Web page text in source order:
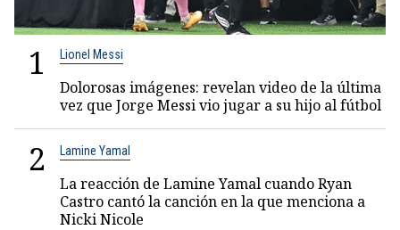
1 Lionel Messi
Dolorosas imágenes: revelan video de la última
vez que Jorge Messi vio jugar a su hijo al fútbol
2 Lamine Yamal
La reacción de Lamine Yamal cuando Ryan
Castro cantó la canción en la que menciona a
Nicki Nicole